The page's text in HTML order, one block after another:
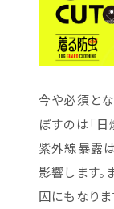
今や必須と
ぼすのは「
紫外線暴露
影響します
因にもなりま